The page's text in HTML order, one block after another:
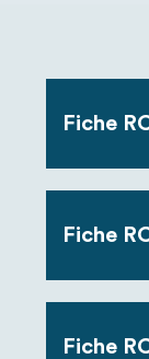
Fiche
Fiche
Fiche